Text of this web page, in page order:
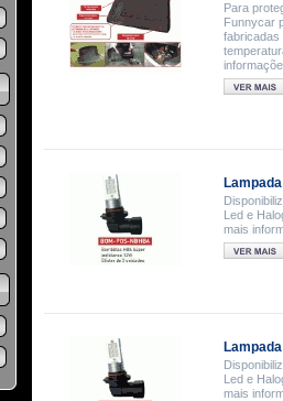
Para
Funnycar
fabricadas
Led e
mais
Led e
mais